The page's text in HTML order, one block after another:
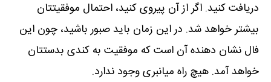
دریافت کنید. اگر از آن پیروی کنید، احتمال موفقیتتان
بیشتر خواھد شد. در این زمان باید صبور باشید، چون این
فال نشان دھنده آن است که موفقیت به کندی بدستتان
خواھد آمد. ھیچ راه میانبری وجود ندارد.